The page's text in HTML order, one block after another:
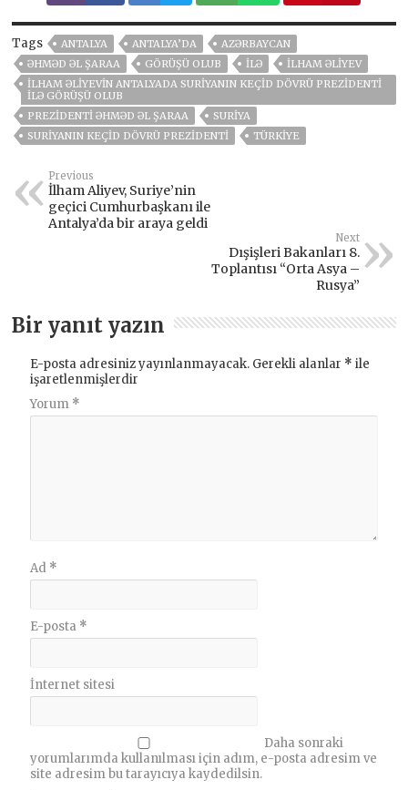
Tags ANTALYA ANTALYA’DA
AZƏRBAYCAN
ƏHMƏD ƏL ŞARAA
GÖRÜŞÜ OLUB ILƏ
İLHAM ƏLIYEV
İLHAM ƏLIYEVIN ANTALYADA SURIYANIN KEÇID DÖVRÜ PREZIDENTI
ILƏ GÖRÜŞÜ OLUB
PREZIDENTI ƏHMƏD ƏL ŞARAA
SURIYA
SURIYANIN KEÇID DÖVRÜ PREZIDENTI
TÜRKİYE
Previous
İlham Aliyev, Suriye’nin
geçici Cumhurbaşkanı ile
Antalya’da bir araya geldi
Next
Dışişleri Bakanları 8.
Toplantısı “Orta Asya –
Rusya”
Bir yanıt yazın
E-posta adresiniz yayınlanmayacak. Gerekli alanlar * ile
işaretlenmişlerdir
Yorum *
Ad *
E-posta *
İnternet sitesi
Daha sonraki
yorumlarımda kullanılması için adım, e-posta adresim ve
site adresim bu tarayıcıya kaydedilsin.